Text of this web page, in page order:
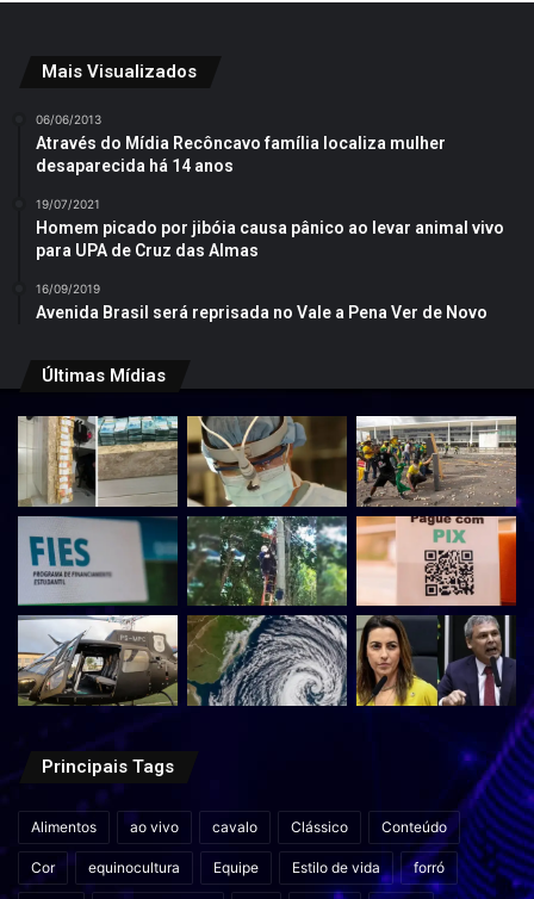
Mais Visualizados
06/06/2013
Através do Mídia Recôncavo família localiza mulher
desaparecida há 14 anos
19/07/2021
Homem picado por jibóia causa pânico ao levar animal vivo
para UPA de Cruz das Almas
16/09/2019
Avenida Brasil será reprisada no Vale a Pena Ver de Novo
Últimas Mídias
Principais Tags
Alimentos ao vivo cavalo Clássico Conteúdo
Cor equinocultura Equipe Estilo de vida forró